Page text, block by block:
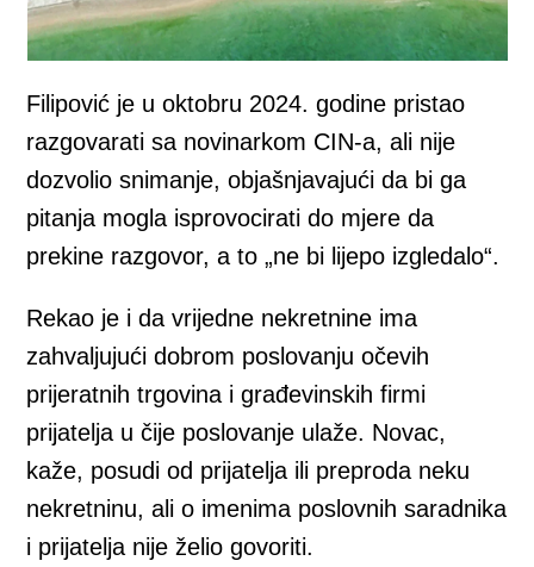
Filipović je u oktobru 2024. godine pristao
razgovarati sa novinarkom CIN-a, ali nije
dozvolio snimanje, objašnjavajući da bi ga
pitanja mogla isprovocirati do mjere da
prekine razgovor, a to „ne bi lijepo izgledalo“.
Rekao je i da vrijedne nekretnine ima
zahvaljujući dobrom poslovanju očevih
prijeratnih trgovina i građevinskih firmi
prijatelja u čije poslovanje ulaže. Novac,
kaže, posudi od prijatelja ili preproda neku
nekretninu, ali o imenima poslovnih saradnika
i prijatelja nije želio govoriti.